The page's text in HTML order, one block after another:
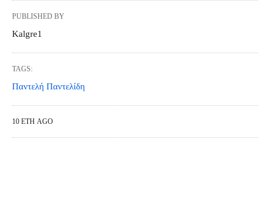
PUBLISHED BY
Kalgre1
TAGS:
Παντελή Παντελίδη
10 ΈΤΗ AGO